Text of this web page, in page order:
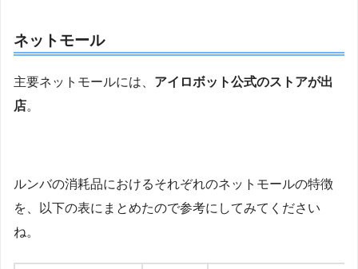
ネットモール
主要ネットモールには、 アイロボット公式のストアが出
店。
ルンバの消耗品におけるそれぞれのネットモールの特徴
を、以下の表にまとめたので参考にしてみてください
ね。